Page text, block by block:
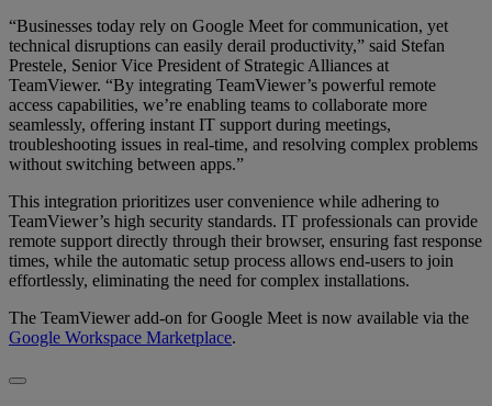
“Businesses today rely on Google Meet for communication, yet
technical disruptions can easily derail productivity,” said Stefan
Prestele, Senior Vice President of Strategic Alliances at
TeamViewer. “By integrating TeamViewer’s powerful remote
access capabilities, we’re enabling teams to collaborate more
seamlessly, offering instant IT support during meetings,
troubleshooting issues in real-time, and resolving complex problems
without switching between apps.”
This integration prioritizes user convenience while adhering to
TeamViewer’s high security standards. IT professionals can provide
remote support directly through their browser, ensuring fast response
times, while the automatic setup process allows end-users to join
effortlessly, eliminating the need for complex installations.
The TeamViewer add-on for Google Meet is now available via the
Google Workspace Marketplace.